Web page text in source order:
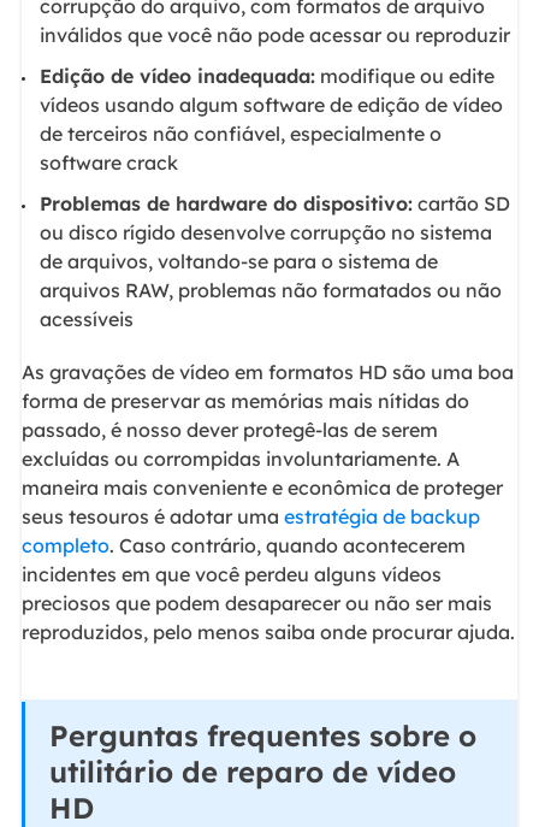
corrupção do arquivo, com formatos de arquivo
inválidos que você não pode acessar ou reproduzir
Edição de vídeo inadequada:modifique ou edite
vídeos usando algum software de edição de vídeo
de terceiros não confiável, especialmente o
software crack
Problemas de hardware do dispositivo:cartão SD
ou disco rígido desenvolve corrupção no sistema
de arquivos, voltando-se para o sistema de
arquivos RAW, problemas não formatados ou não
acessíveis
As gravações de vídeo em formatos HD são uma boa
forma de preservar as memórias mais nítidas do
passado, é nosso dever protegê-las de serem
excluídas ou corrompidas involuntariamente. A
maneira mais conveniente e econômica de proteger
seus tesouros é adotar uma estratégia de backup
completo. Caso contrário, quando acontecerem
incidentes em que você perdeu alguns vídeos
preciosos que podem desaparecer ou não ser mais
reproduzidos, pelo menos saiba onde procurar ajuda.
Perguntas frequentes sobre o
utilitário de reparo de vídeo
HD